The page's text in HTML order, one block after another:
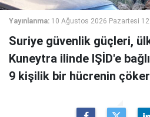
Yayınlanma: 10 Ağustos 2026 Pazartesi
Suriye güvenlik güçleri,
Kuneytra ilinde IŞİD'e
9 kişilik bir hücrenin